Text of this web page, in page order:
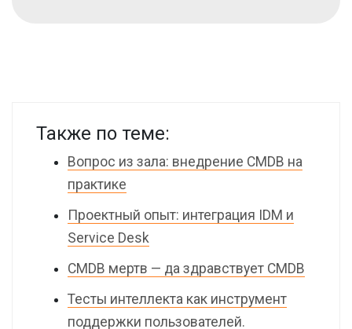
Также по теме:
Вопрос из зала: внедрение CMDB на
практике
Проектный опыт: интеграция IDM и
Service Desk
CMDB мертв — да здравствует CMDB
Тесты интеллекта как инструмент
поддержки пользователей.